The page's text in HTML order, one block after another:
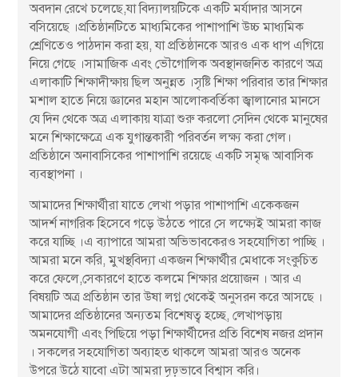
অবদান রেখে চলেছে,যা বিদ্যালয়টিকে একটি মর্যাদার আসনে
বসিয়েছে ।প্রতিষ্ঠানটিতে মাধ্যমিকের পাশাপাশি উচ্চ মাধ্যমিক
শ্রেণিতেও পাঠদান করা হয়, যা প্রতিষ্ঠানকে আরও এক ধাপ এগিয়ে
নিয়ে গেছে ।সামাজিক এবং ভৌগোলিক অবস্থানজনিত কারণে অত্র
এলাকাটি শিক্ষাদীক্ষায় ছিল অনুন্নত ।সৃষ্টি শিক্ষা পরিবার তার শিক্ষার
মশাল হাতে নিয়ে জ্ঞানের মহান আলোকবর্তিকা জ্বালানোর মানসে
যে দিন থেকে অত্র এলাকায় যাত্রা শুরু করলো সেদিন থেকে মানুষের
মনে শিক্ষাক্ষেত্রে এক যুগান্তকারী পরিবর্তন লক্ষ্য করা গেল।
প্রতিষ্ঠানে অনাবাসিকের পাশাপাশি রয়েছে একটি সমৃদ্ধ আবাসিক
ব্যবস্থাপনা ।
আমাদের শিক্ষার্থীরা যাতে লেখা পড়ার পাশাপাশি একেকজন
আদর্শ নাগরিক হিসেবে গড়ে উঠতে পারে সে লক্ষ্যেই আমরা কাজ
করে যাচ্ছি ।এ ব্যাপারে আমরা অভিভাবকেরও সহযোগিতা পাচ্ছি ।
আমরা মনে করি, মুখস্থবিদ্যা একজন শিক্ষার্থীর মেধাকে সংকুচিত
করে ফেলে,সেকারণে হাতে কলমে শিক্ষার প্রয়োজন । আর এ
বিষয়টি অত্র প্রতিষ্ঠান তার উষা লগ্ন থেকেই অনুসরন করে আসছে ।
আমাদের প্রতিষ্ঠানের অন্যতম বিশেষত্ব হচ্ছে, লেখাপড়ায়
অমনযোগী এবং পিছিয়ে পড়া শিক্ষার্থীদের প্রতি বিশেষ নজর প্রদান
। সকলের সহযোগিতা অব্যাহত থাকলে আমরা আরও অনেক
উপরে উঠে যাবো এটা আমরা দৃঢ়ভাবে বিশ্বাস করি।